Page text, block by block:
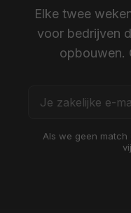
Elke twee
voor bedrijven
opbouwen.
Als we geen